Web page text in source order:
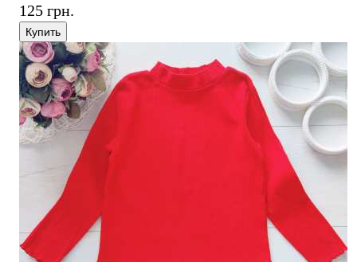
125 грн.
Купить